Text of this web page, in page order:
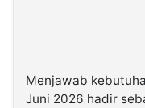
Menjawab
Juni 2026 hadir